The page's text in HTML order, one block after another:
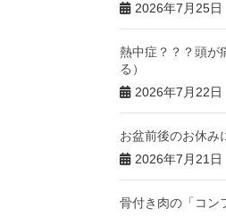
2026年7月25日
熱中症？？？頭が
る）
2026年7月22日
お盆前後のお休み
2026年7月21日
骨付き肉の「コン